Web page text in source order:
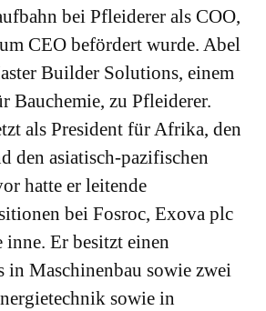
bei Pfleiderer als COO,
CEO befördert wurde. Abel
Builder Solutions, einem
Bauchemie, zu Pfleiderer.
als President für Afrika, den
den asiatisch-pazifischen
hatte er leitende
bei Fosroc, Exova plc
Er besitzt einen
in Maschinenbau sowie zwei
sowie in